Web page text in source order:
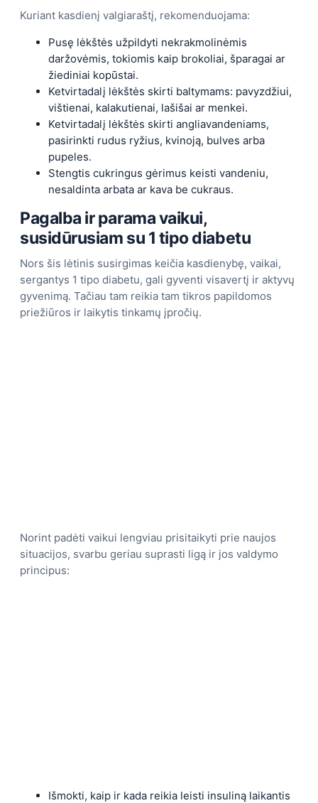
Kuriant kasdienį valgiaraštį, rekomenduojama:
Pusę lėkštės užpildyti nekrakmolinėmis
daržovėmis, tokiomis kaip brokoliai, šparagai ar
žiediniai kopūstai.
Ketvirtadalį lėkštės skirti baltymams: pavyzdžiui,
vištienai, kalakutienai, lašišai ar menkei.
Ketvirtadalį lėkštės skirti angliavandeniams,
pasirinkti rudus ryžius, kvinoją, bulves arba
pupeles.
Stengtis cukringus gėrimus keisti vandeniu,
nesaldinta arbata ar kava be cukraus.
Pagalba ir parama vaikui,
susidūrusiam su 1 tipo diabetu
Nors šis lėtinis susirgimas keičia kasdienybę, vaikai,
sergantys 1 tipo diabetu, gali gyventi visavertį ir aktyvų
gyvenimą. Tačiau tam reikia tam tikros papildomos
priežiūros ir laikytis tinkamų įpročių.
Norint padėti vaikui lengviau prisitaikyti prie naujos
situacijos, svarbu geriau suprasti ligą ir jos valdymo
principus:
Išmokti, kaip ir kada reikia leisti insuliną laikantis